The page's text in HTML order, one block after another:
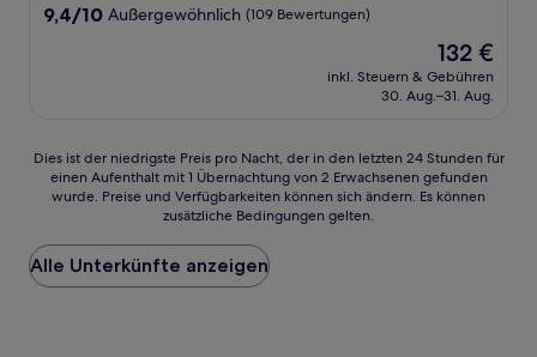
9.4
9,4/10 Außergewöhnlich (109 Bewertungen)
Der
Preis
beträgt
132 €
inkl. Steuern & Gebühren
30. Aug.–31. Aug.
Dies
der
Preis
pro
Nacht,
Dies ist der niedrigste Preis pro Nacht, der in den letzten 24 Stunden für
einen Aufenthalt mit 1 Übernachtung von 2 Erwachsenen gefunden
wurde. Preise und Verfügbarkeiten können sich ändern. Es können
zusätzliche Bedingungen gelten.
Alle Unterkünfte anzeigen